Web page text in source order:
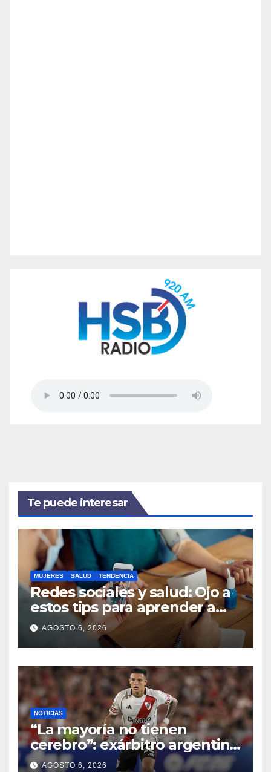
Te puede interesar
MUJERES SALUD TENDENCIA
Redes sociales y salud: Ojo a
estos tips para aprender a
usarlas a favor del bienestar
AGOSTO 6, 2026
NOTICIAS
“La mayoría no tienen
cerebro”: exárbitro argentino
habló sobre los jugadores
AGOSTO 6, 2026